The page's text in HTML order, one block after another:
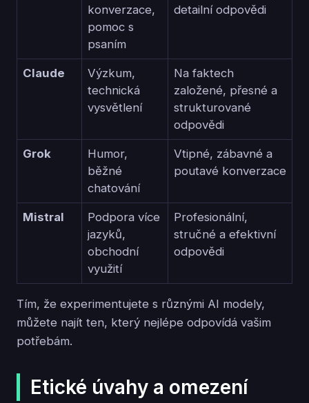
konverzace,
pomoc s
psaním
detailní odpovědi
Claude
Výzkum,
technická
vysvětlení
Na faktech
založené, přesné a
strukturované
odpovědi
Grok
Humor,
běžné
chatování
Vtipné, zábavné a
poutavé konverzace
Mistral
Podpora více
jazyků,
obchodní
využití
Profesionální,
stručné a efektivní
odpovědi
Tím, že experimentujete s různými AI modely,
můžete najít ten, který nejlépe odpovídá vašim
potřebám.
Etické úvahy a omezení